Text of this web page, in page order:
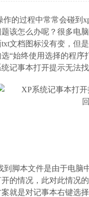
的过程中常常会碰
该怎么办呢？很多电
文档图标没有变，但
“始终使用选择的程
记事本打开提示无法
本文件是由于电脑
的情况，此对此情况
就是对记事本右键选